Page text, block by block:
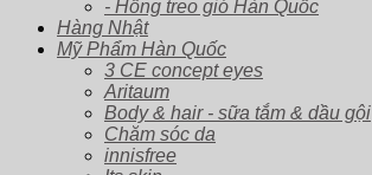
- Hồng treo gió Hàn Quốc
Hàng Nhật
Mỹ Phẩm Hàn Quốc
3 CE concept eyes
Aritaum
Body & hair - sữa tắm & dầu gội
Chăm sóc da
innisfree